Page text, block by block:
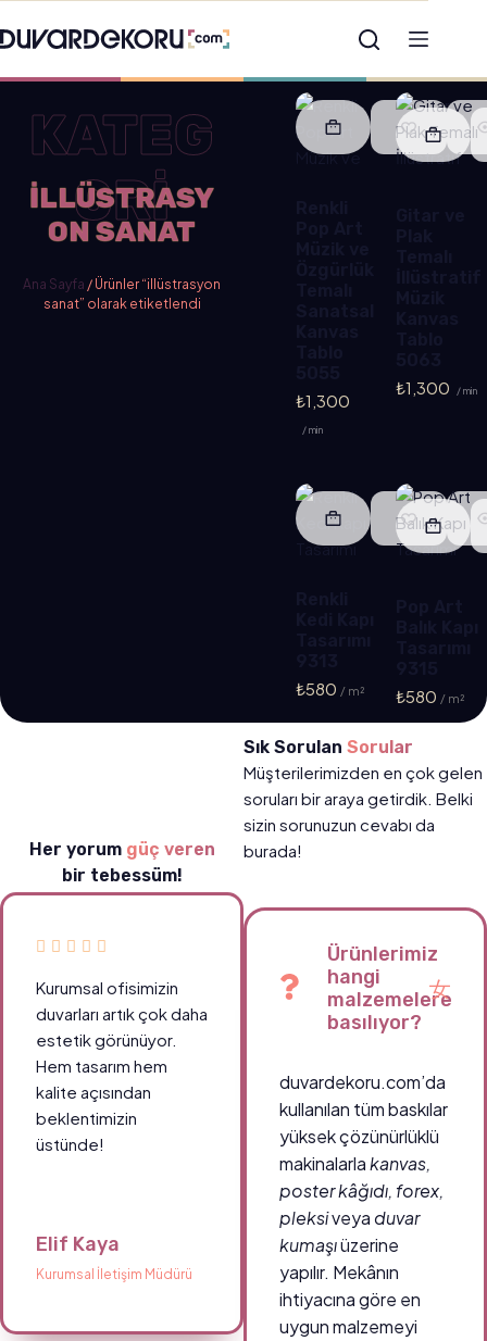
KATEG
ORİ
ILLÜSTRASY
ON SANAT
Ana Sayfa / Ürünler “illüstrasyon
sanat” olarak etiketlendi
₺1,300
/ min
₺1,300 / min
₺580
₺580
Her yorum güç veren
bir tebessüm!
Kurumsal ofisimizin
duvarları artık çok daha
estetik görünüyor.
Hem tasarım hem
kalite açısından
beklentimizin
üstünde!
Elif Kaya
Kurumsal İletişim Müdürü
Sık Sorulan Sorular
Müşterilerimizden en çok gelen
soruları bir araya getirdik. Belki
sizin sorunuzun cevabı da
burada!
Ürünlerimiz
hangi
malzemelere
basılıyor?
duvardekoru.com’da
kullanılan tüm baskılar
yüksek çözünürlüklü
makinalarlakanvas,
poster kâğıdı, forex,
pleksiveya duvar
kumaşıüzerine
yapılır. Mekânın
ihtiyacına göre en
uygun malzemeyi